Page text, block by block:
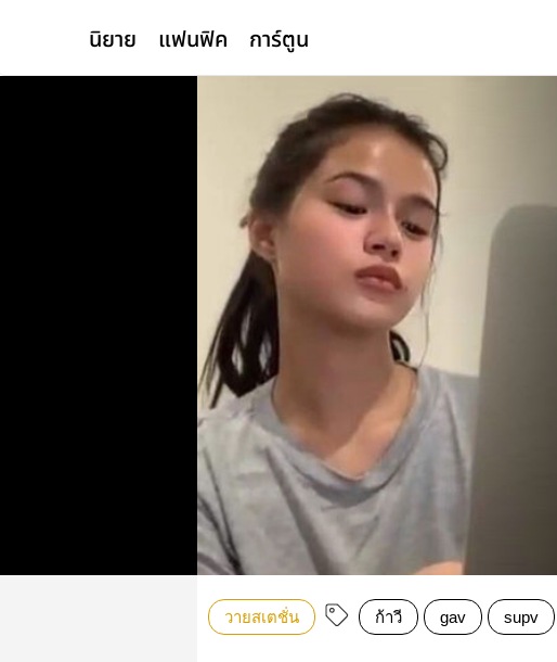
นิยาย แฟนฟิค การ์ตูน
วายสเตชั่น ก้าวี gav supv